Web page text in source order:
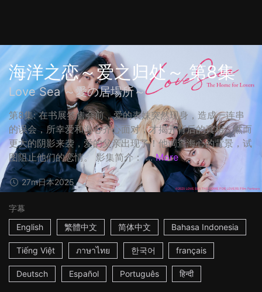
海洋之恋～爱之归处～ 第8集
Love Sea ～愛の居場所～
第8集: 在书展签售会前，爱的表妹突然现身，造成一连串
的误会，所幸爱和海心齐心面对，才揭开背后的真相。然而
更大的阴影来袭，爱的父亲出现了！他调查海心的背景，试
图阻止他们的恋情。 影集简介： ... More
27m日本2025
字幕
English
繁體中文 简体中文 Bahasa Indonesia
Tiếng Việt ภาษาไทย 한국어 français
Deutsch Español Português हिन्दी